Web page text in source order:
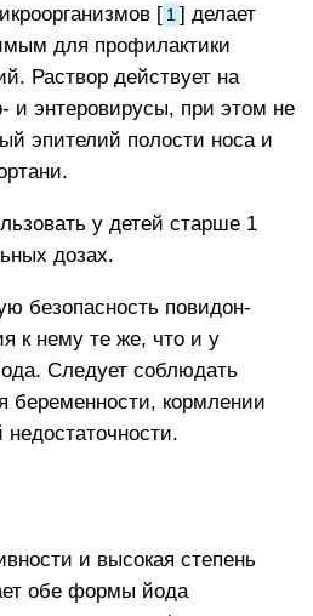
[ 1 ] делает
для профилактики
Раствор действует на
и энтеровирусы, при этом не
эпителий полости носа и
у детей старше 1
дозах.
безопасность повидон-
к нему те же, что и у
Следует соблюдать
беременности, кормлении
и высокая степень
обе формы йода